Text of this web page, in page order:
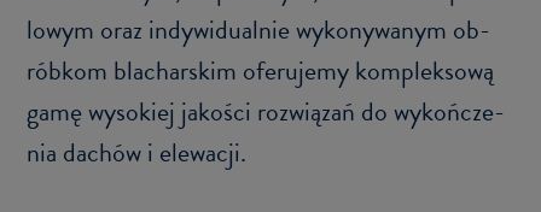
lo­wym oraz in­dy­wi­du­al­nie wy­ko­ny­wa­nym ob­
rób­kom bla­char­skim ofe­ru­je­my kom­plek­so­wą
gamę wy­so­kiej ja­ko­ści roz­wią­zań do wy­koń­cze­
nia da­chów i ele­wa­cji.